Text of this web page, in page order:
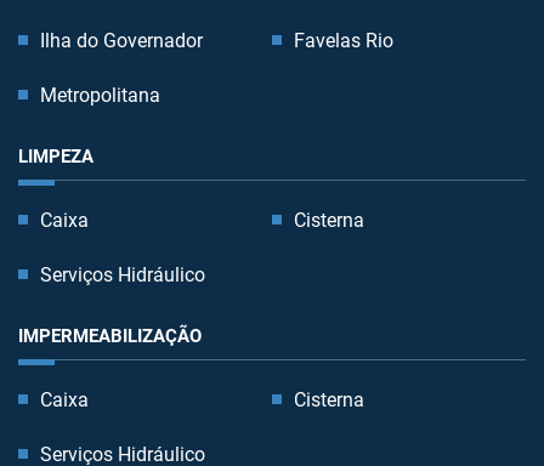
Ilha do Governador Favelas Rio
Metropolitana
LIMPEZA
Caixa Cisterna
Serviços Hidráulico
IMPERMEABILIZAÇÃO
Caixa Cisterna
Serviços Hidráulico